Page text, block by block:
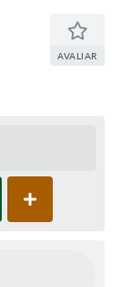
AVALIAR